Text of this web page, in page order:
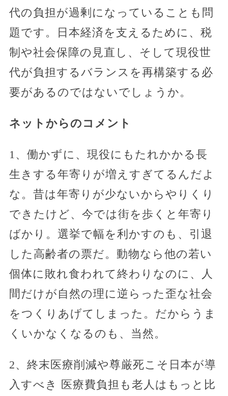
代の負担が過剰になっていることも問
題です。日本経済を支えるために、税
制や社会保障の見直し、そして現役世
代が負担するバランスを再構築する必
要があるのではないでしょうか。
ネットからのコメント
1、働かずに、現役にもたれかかる長
生きする年寄りが増えすぎてるんだよ
な。昔は年寄りが少ないからやりくり
できたけど、今では街を歩くと年寄り
ばかり。選挙で幅を利かすのも、引退
した高齢者の票だ。動物なら他の若い
個体に敗れ食われて終わりなのに、人
間だけが自然の理に逆らった歪な社会
をつくりあげてしまった。だからうま
くいかなくなるのも、当然。
2、終末医療削減や尊厳死こそ日本が導
入すべき 医療費負担も老人はもっと比